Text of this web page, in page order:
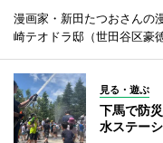
漫画家・新田たつおさんの
崎テオドラ邸（世田谷区豪
見る・遊ぶ
下馬で防
水ステー